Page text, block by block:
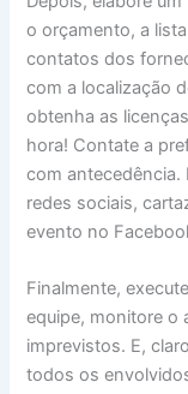
o orçamento, a
contatos dos
com a localização
obtenha as
hora! Contate a
com antecedência.
redes sociais,
evento no
Finalmente,
equipe, monitore o
imprevistos. E,
todos os